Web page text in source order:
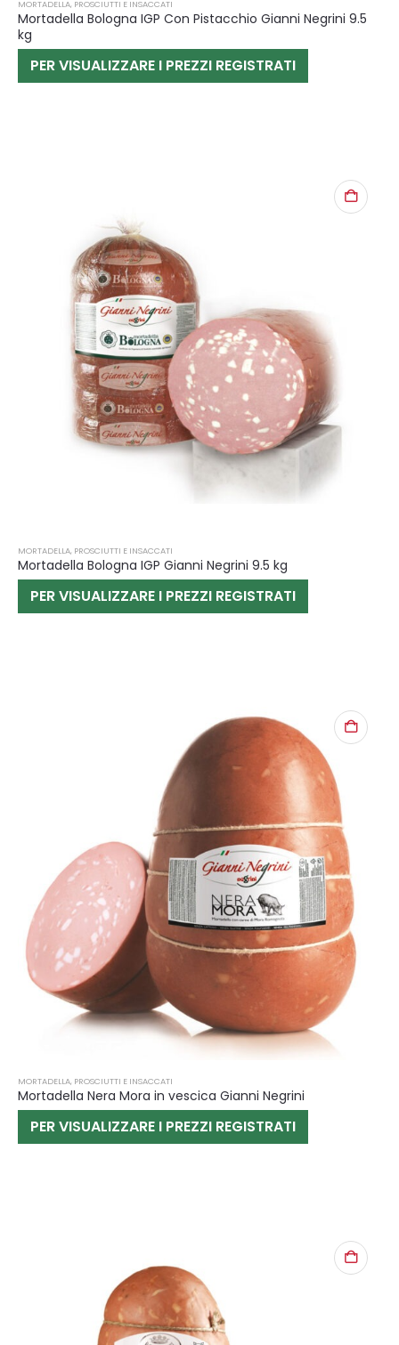
MORTADELLA, PROSCIUTTI E INSACCATI
Mortadella Bologna IGP Con Pistacchio Gianni Negrini 9.5
kg
PER VISUALIZZARE I PREZZI REGISTRATI
MORTADELLA, PROSCIUTTI E INSACCATI
Mortadella Bologna IGP Gianni Negrini 9.5 kg
PER VISUALIZZARE I PREZZI REGISTRATI
MORTADELLA, PROSCIUTTI E INSACCATI
Mortadella Nera Mora in vescica Gianni Negrini
PER VISUALIZZARE I PREZZI REGISTRATI